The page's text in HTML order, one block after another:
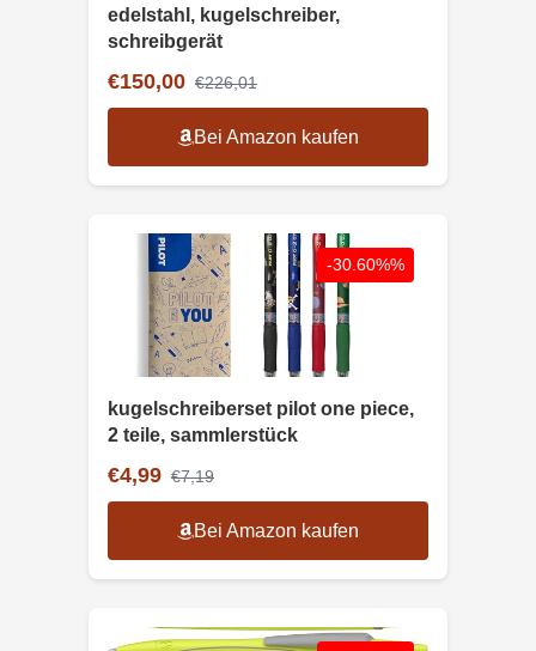
edelstahl, kugelschreiber,
schreibgerät
€150,00 €226,01
Bei Amazon kaufen
-30.60%%
kugelschreiberset pilot one piece,
2 teile, sammlerstück
€4,99 €7,19
Bei Amazon kaufen